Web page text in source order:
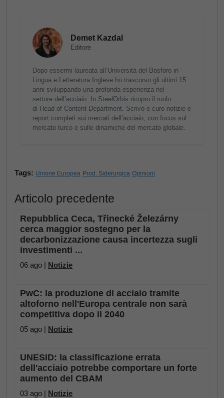
Demet Kazdal
Editore
Dopo essermi laureata all’Università del Bosforo in
Lingua e Letteratura Inglese ho trascorso gli ultimi 15
anni sviluppando una profonda esperienza nel
settore dell’acciaio. In SteelOrbis ricopro il ruolo
di Head of Content Department. Scrivo e curo notizie e
report completi sui mercati dell’acciaio, con focus sul
mercato turco e sulle dinamiche del mercato globale.
Tags: Unione Europea Prod. Siderurgica Opinioni
Articolo precedente
Repubblica Ceca, Třinecké Železárny
cerca maggior sostegno per la
decarbonizzazione causa incertezza sugli
investimenti ...
06 ago | Notizie
PwC: la produzione di acciaio tramite
altoforno nell'Europa centrale non sarà
competitiva dopo il 2040
05 ago | Notizie
UNESID: la classificazione errata
dell'acciaio potrebbe comportare un forte
aumento del CBAM
03 ago | Notizie